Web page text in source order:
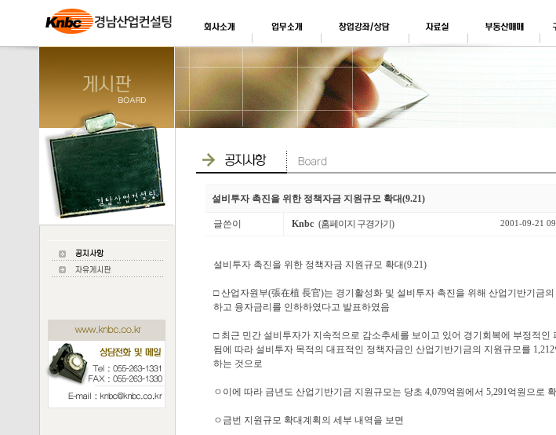
설비투자 촉진을 위한 정책자금 지원규모 확대(9.21)
글쓴이 Knbc (홈페이지 구경가기) 2001-09-21
설비투자 촉진을 위한 정책자금 지원규모 확대(9.21)
□ 산업자원부(張在植 長官)는 경기활성화 및 설비투자 촉진을 위해 산업기반기금
하고 융자금리를 인하하였다고 발표하였음
□ 최근 민간 설비투자가 지속적으로 감소추세를 보이고 있어 경기회복에 부정적인
됨에 따라 설비투자 목적의 대표적인 정책자금인 산업기반기금의 지원규모를
하는 것으로
ㅇ이에 따라 금년도 산업기반기금 지원규모는 당초 4,079억원에서 5,291억원으로
ㅇ금번 지원규모 확대계획의 세부 내역을 보면